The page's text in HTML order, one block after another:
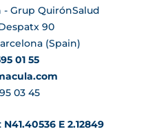
Grup QuirónSalud
90
(Spain)
01 55
03 45
N41.40536 E 2.12849